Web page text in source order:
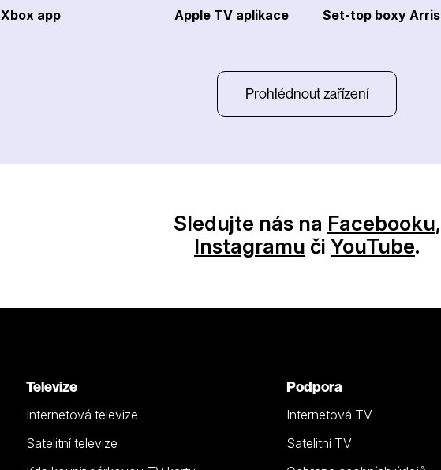
Xbox app Apple TV aplikace Set-top boxy Arris
Prohlédnout zařízení
Sledujte nás na Facebooku,
Instagramu či YouTube.
Televize
Internetová televize
Satelitní televize
Podpora
Internetová TV
Satelitní TV